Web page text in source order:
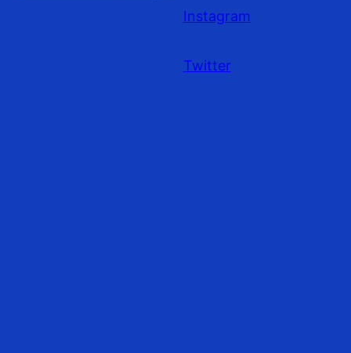
Instagram
Twitter